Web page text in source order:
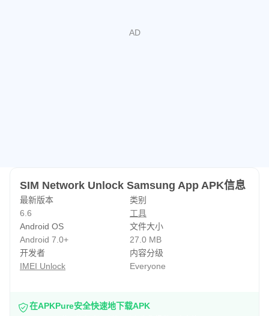
码。使用我们的设备解锁应用程序轻松解锁您的三星手机。
📱 三星、小米、华为、Oppo、Vivo、摩托罗拉、LG、谷
歌、OnePlus、索尼、平板电脑等超过 2000 多种可用设
备，您会找到适合您设备的完美解锁码。
体验解锁的自由，释放三星设备的全部潜力！
SIM Network Unlock Samsung App APK信息
最新版本
6.6
类别
工具
Android OS
Android 7.0+
文件大小
27.0 MB
开发者
IMEI Unlock
内容分级
Everyone
在APKPure安全快速地下载APK